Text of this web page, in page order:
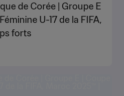
de Corée | Groupe E
U-17 de la FIFA,
forts